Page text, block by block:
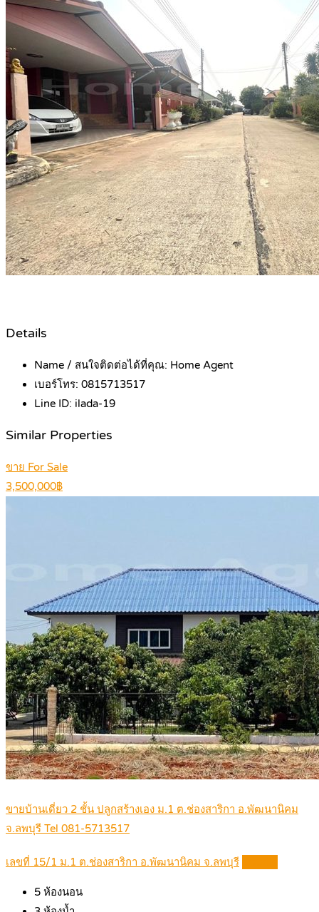
Details
Name / สนใจติดต่อได้ที่คุณ: Home Agent
เบอร์โทร: 0815713517
Line ID: ilada-19
Similar Properties
ขาย For Sale
3,500,000฿
ขายบ้านเดี่ยว 2 ชั้น ปลูกสร้างเอง ม.1 ต.ช่องสาริกา อ.พัฒนานิคม
จ.ลพบุรี Tel 081-5713517
เลขที่ 15/1 ม.1 ต.ช่องสาริกา อ.พัฒนานิคม จ.ลพบุรี
5 ห้องนอน